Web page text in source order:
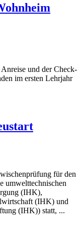
und der Check-
im ersten Lehrjahr
für den
umwelttechnischen
(IHK),
(IHK) und
(IHK)) statt, ...